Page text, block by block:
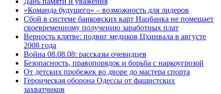
«Команда будущего» – возможность для лидеров
Сбой в системе банковских карт Нацбанка не помешает
своевременному получению заработных плат
Верность клятве: подвиг медиков Цхинвала в августе
2008 года
Война 08.08.08: рассказы очевидцев
Безопасность, правопорядок и борьба с наркоугрозой
От детских пробежек во дворе до мастера спорта
Героическая оборона Одессы от фашистских
захватчиков